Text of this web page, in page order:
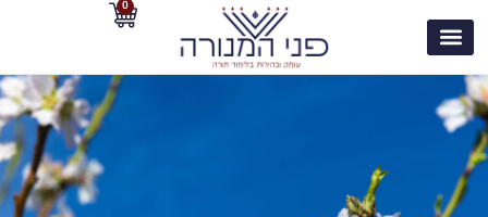
לתוכן 0